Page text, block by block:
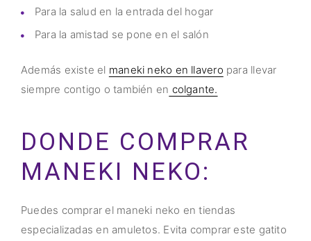
Para la salud en la entrada del hogar
Para la amistad se pone en el salón
Además existe el maneki neko en llavero para llevar
siempre contigo o también en colgante.
DONDE COMPRAR
MANEKI NEKO:
Puedes comprar el maneki neko en tiendas
especializadas en amuletos. Evita comprar este gatito